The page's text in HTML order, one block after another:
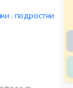
, подростки